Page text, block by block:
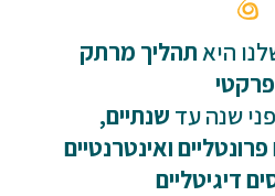
היאתהליך מרתק
שנה עד שנתיים,
ואינטרנטיים
דיגיטליים